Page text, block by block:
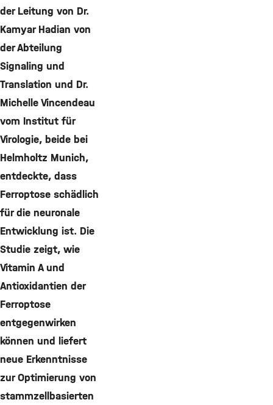
der Leitung von Dr.
Kamyar Hadian von
der Abteilung
Signaling und
Translation und Dr.
Michelle Vincendeau
vom Institut für
Virologie, beide bei
Helmholtz Munich,
entdeckte, dass
Ferroptose schädlich
für die neuronale
Entwicklung ist. Die
Studie zeigt, wie
Vitamin A und
Antioxidantien der
Ferroptose
entgegenwirken
können und liefert
neue Erkenntnisse
zur Optimierung von
stammzellbasierten